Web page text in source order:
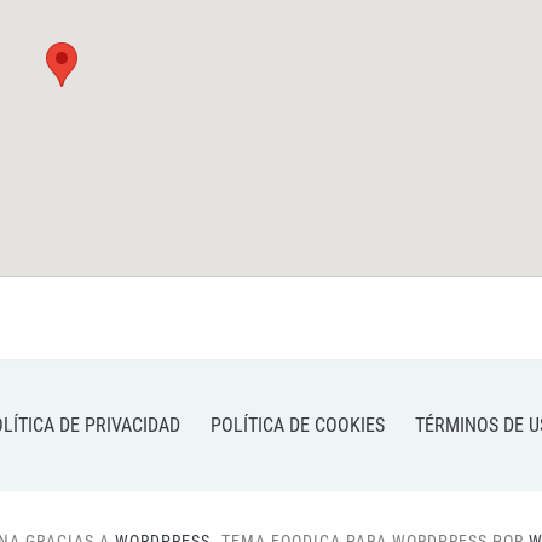
DE PRIVACIDAD POLÍTICA DE COOKIES TÉRMINOS DE